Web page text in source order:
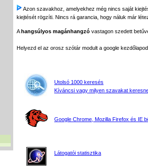
Azon szavakhoz, amelyekhez még nincs saját
kiejtését rögzíti. Nincs rá garancia, hogy náluk már
Ahangsúlyos magánhangzó vastagon szedett
Helyezd el az orosz szótár modult a google
Utolsó 1000 keresés
Kíváncsi vagy milyen szavakat
Google Chrome, Mozilla Firefox és IE
Látogatói statisztika